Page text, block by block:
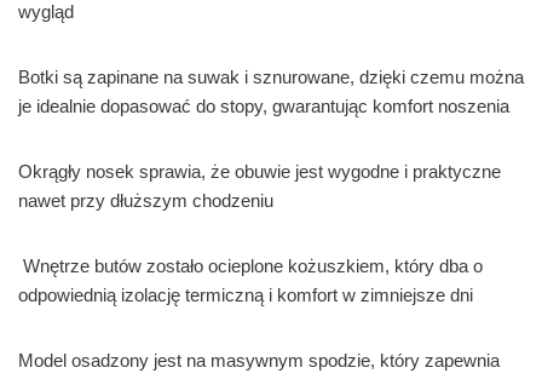
wygląd
Botki są zapinane na suwak i sznurowane, dzięki czemu można
je idealnie dopasować do stopy, gwarantując komfort noszenia
Okrągły nosek sprawia, że obuwie jest wygodne i praktyczne
nawet przy dłuższym chodzeniu
Wnętrze butów zostało ocieplone kożuszkiem, który dba o
odpowiednią izolację termiczną i komfort w zimniejsze dni
Model osadzony jest na masywnym spodzie, który zapewnia